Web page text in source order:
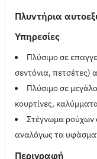
Πλυντήρια
Υπηρεσίες
Πλύσιμο σε
σεντόνια, πετσέτες)
Πλύσιμο σε
κουρτίνες,
Στέγνωμα ρούχων
αναλόγως τα
Περιγραφή